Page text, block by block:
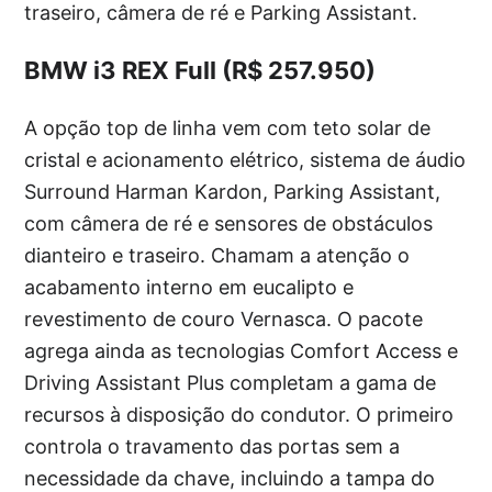
traseiro, câmera de ré e Parking Assistant.
BMW i3 REX Full (R$ 257.950)
A opção top de linha vem com teto solar de
cristal e acionamento elétrico, sistema de áudio
Surround Harman Kardon, Parking Assistant,
com câmera de ré e sensores de obstáculos
dianteiro e traseiro. Chamam a atenção o
acabamento interno em eucalipto e
revestimento de couro Vernasca. O pacote
agrega ainda as tecnologias Comfort Access e
Driving Assistant Plus completam a gama de
recursos à disposição do condutor. O primeiro
controla o travamento das portas sem a
necessidade da chave, incluindo a tampa do